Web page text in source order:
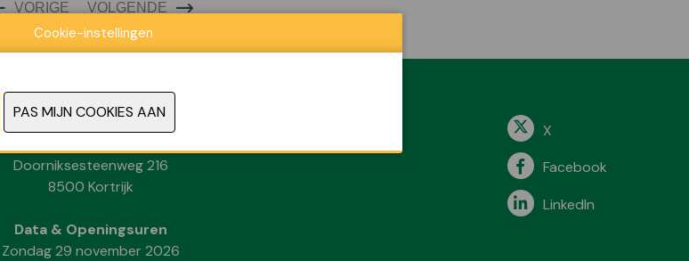
VORIGE VOLGENDE
Locatie
Doorniksesteenweg 216
8500 Kortrijk
Data & Openingsuren
Zondag 29 november 2026
X
Facebook
LinkedIn
Cookie-instellingen